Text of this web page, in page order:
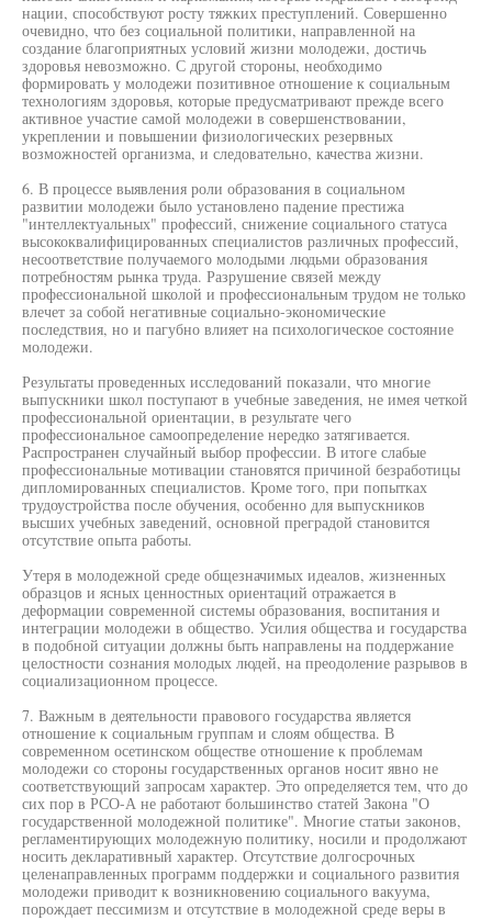
нации, способствуют росту тяжких преступлений. Совершенно
очевидно, что без социальной политики, направленной на
создание благоприятных условий жизни молодежи, достичь
здоровья невозможно. С другой стороны, необходимо
формировать у молодежи позитивное отношение к социальным
технологиям здоровья, которые предусматривают прежде всего
активное участие самой молодежи в совершенствовании,
укреплении и повышении физиологических резервных
возможностей организма, и следовательно, качества жизни.
6. В процессе выявления роли образования в социальном
развитии молодежи было установлено падение престижа
"интеллектуальных" профессий, снижение социального статуса
высококвалифицированных специалистов различных профессий,
несоответствие получаемого молодыми людьми образования
потребностям рынка труда. Разрушение связей между
профессиональной школой и профессиональным трудом не только
влечет за собой негативные социально-экономические
последствия, но и пагубно влияет на психологическое состояние
молодежи.
Результаты проведенных исследований показали, что многие
выпускники школ поступают в учебные заведения, не имея четкой
профессиональной ориентации, в результате чего
профессиональное самоопределение нередко затягивается.
Распространен случайный выбор профессии. В итоге слабые
профессиональные мотивации становятся причиной безработицы
дипломированных специалистов. Кроме того, при попытках
трудоустройства после обучения, особенно для выпускников
высших учебных заведений, основной преградой становится
отсутствие опыта работы.
Утеря в молодежной среде общезначимых идеалов, жизненных
образцов и ясных ценностных ориентаций отражается в
деформации современной системы образования, воспитания и
интеграции молодежи в общество. Усилия общества и государства
в подобной ситуации должны быть направлены на поддержание
целостности сознания молодых людей, на преодоление разрывов в
социализационном процессе.
7. Важным в деятельности правового государства является
отношение к социальным группам и слоям общества. В
современном осетинском обществе отношение к проблемам
молодежи со стороны государственных органов носит явно не
соответствующий запросам характер. Это определяется тем, что до
сих пор в РСО-А не работают большинство статей Закона "О
государственной молодежной политике". Многие статьи законов,
регламентирующих молодежную политику, носили и продолжают
носить декларативный характер. Отсутствие долгосрочных
целенаправленных программ поддержки и социального развития
молодежи приводит к возникновению социального вакуума,
порождает пессимизм и отсутствие в молодежной среде веры в